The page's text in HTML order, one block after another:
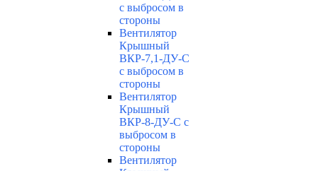
с выбросом в
стороны
Вентилятор
Крышный
ВКР-7,1-ДУ-С
с выбросом в
стороны
Вентилятор
Крышный
ВКР-8-ДУ-С с
выбросом в
стороны
Вентилятор